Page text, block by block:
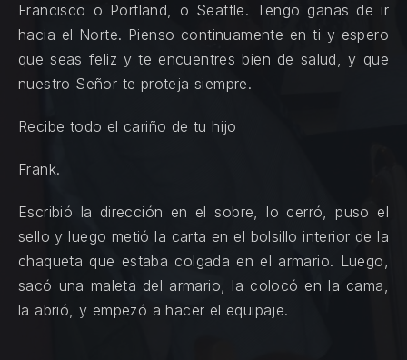
Francisco o Portland, o Seattle. Tengo ganas de ir
hacia el Norte. Pienso continuamente en ti y espero
que seas feliz y te encuentres bien de salud, y que
nuestro Señor te proteja siempre.
Recibe todo el cariño de tu hijo
Frank.
Escribió la dirección en el sobre, lo cerró, puso el
sello y luego metió la carta en el bolsillo interior de la
chaqueta que estaba colgada en el armario. Luego,
sacó una maleta del armario, la colocó en la cama,
la abrió, y empezó a hacer el equipaje.